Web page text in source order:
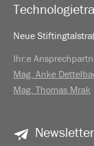
Neue
Ihr:e
Mag. Anke
Mag. Thomas Mrak
Newsletter